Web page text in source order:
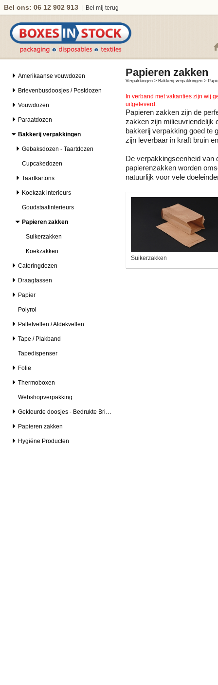
Bel ons: 06 12 902 913 Bel mij terug
Amerikaanse vouwdozen
Brievenbusdoosjes / Postdozen
Vouwdozen
Paraatdozen
Bakkerij verpakkingen
Gebaksdozen - Taartdozen
Cupcakedozen
Taartkartons
Koekzak interieurs
Goudstaafinterieurs
Papieren zakken
Suikerzakken
Koekzakken
Cateringdozen
Draagtassen
Papier
Polyrol
Palletvellen / Afdekvellen
Tape / Plakband
Tapedispenser
Folie
Thermoboxen
Webshopverpakking
Gekleurde doosjes - Bedrukte Brievenbusdozen
Papieren zakken
Hygiëne Producten
Papieren zakken
Verpakkingen > Bakkerij verpakkingen >
In verband met vakanties zijn wij
uitgeleverd.
Papieren zakken zijn de
zakken zijn milieuvriendelijk
bakkerij verpakking goed te
zijn leverbaar in kraft bruin
De verpakkingseenheid van
papierenzakken worden
natuurlijk voor vele
Suikerzakken